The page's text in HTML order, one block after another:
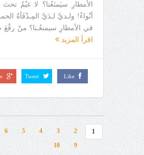
الأمطارِ سيَمنَعُنا؟ لا غيْمٌ
في الأمطارِ سيمنعُـنا؟ منْ رفْعَ
اقرأ المزيد
Like
Tweet
1
2
3
4
5
6
9
10